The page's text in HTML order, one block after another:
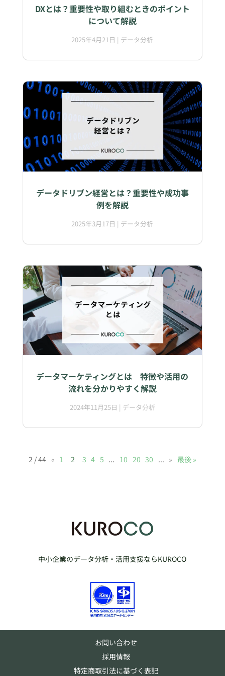
DXとは？重要性や取り組むときのポイント
について解説
2025年4月21日 | データ分析
データドリブン経営とは？重要性や成功事
例を解説
2025年3月17日 | データ分析
データマーケティングとは 特徴や活用の
流れを分かりやすく解説
2024年11月25日 | データ分析
2 / 44 « 1 2 3 4 5 ... 10 20 30 ... » 最後 »
中小企業のデータ分析・活用支援ならKUROCO
お問い合わせ
採用情報
特定商取引法に基づく表記